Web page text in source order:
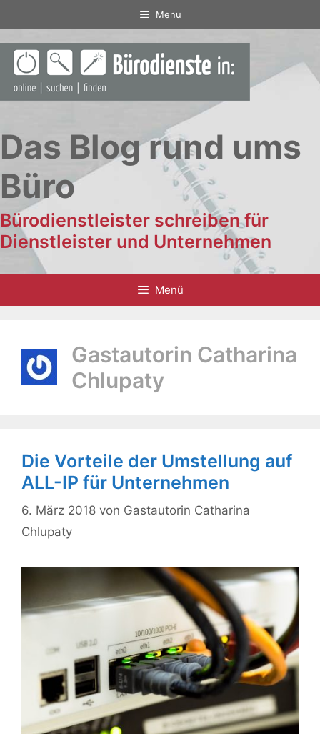
Inhalt
springen
Menu
Das Blog rund ums
Büro
Bürodienstleister schreiben für
Dienstleister und Unternehmen
Menü
Gastautorin Catharina
Chlupaty
Die Vorteile der Umstellung auf
ALL-IP für Unternehmen
6. März 2018 von Gastautorin Catharina
Chlupaty